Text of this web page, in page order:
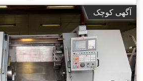
آگهی کوچک